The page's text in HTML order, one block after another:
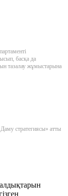
басқа да
тазалау жұмыстарына
стратегиясы» атты